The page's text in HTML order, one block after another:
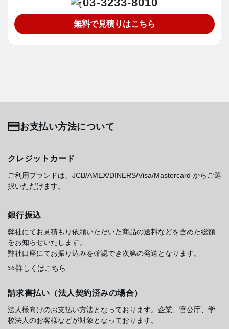
無料で見積りはこちら
お支払い方法について
クレジットカード
ご利用ブランドは、JCB/AMEX/DINERS/Visa/Mastercard からご選
択いただけます。
銀行振込
弊社にてお見積もり依頼いただいた商品の送料などを含めた総額
をお知らせいたします。
弊社口座にてお振り込みを確認でき次第の発送となります。
>>詳しくはこちら
請求書払い（法人契約済みの場合）
法人様向けのお支払い方法となっております。企業、官公庁、学
校法人のお客様などが対象となっております。